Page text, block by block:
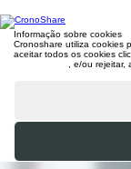
Informação sobre cookies
Cronoshare utiliza cookies
aceitar todos os cookies
, e/ou